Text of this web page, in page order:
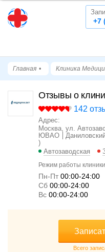
+7
Главная Клиника
Отзывы о
142
Адрес:
Москва, ул.
ЮВАО
Автозаводская
Режим работы
Пн-Пт 00:00-24:00
Cб 00:00-24:00
Вс 00:00-24:00
Всего